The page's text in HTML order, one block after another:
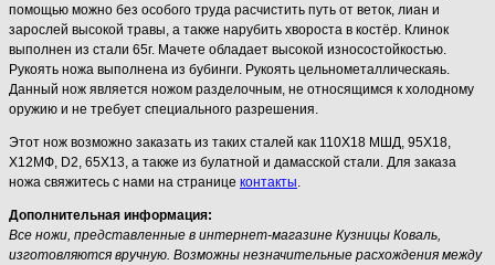
помощью можно без особого труда расчистить путь от веток, лиан и
зарослей высокой травы, а также нарубить хвороста в костёр. Клинок
выполнен из стали 65г. Мачете обладает высокой износостойкостью.
Рукоять ножа выполнена из бубинги. Рукоять цельнометаллическаяь.
Данный нож является ножом разделочным, не относящимся к холодному
оружию и не требует специального разрешения.
Этот нож возможно заказать из таких сталей как 110Х18 МШД, 95Х18,
Х12МФ, D2, 65Х13, а также из булатной и дамасской стали. Для заказа
ножа свяжитесь с нами на странице контакты.
Дополнительная информация:
Все ножи, представленные в интернет-магазине Кузницы Коваль,
изготовляются вручную. Возможны незначительные расхождения между